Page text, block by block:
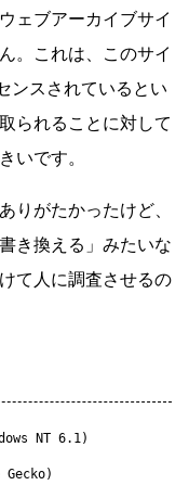
ェブアーカイブサイ
。これは、このサイ
ンスされているとい
られることに対して
いです。
りがたかったけど、
き換える」みたいな
て人に調査させるの
NT 6.1)